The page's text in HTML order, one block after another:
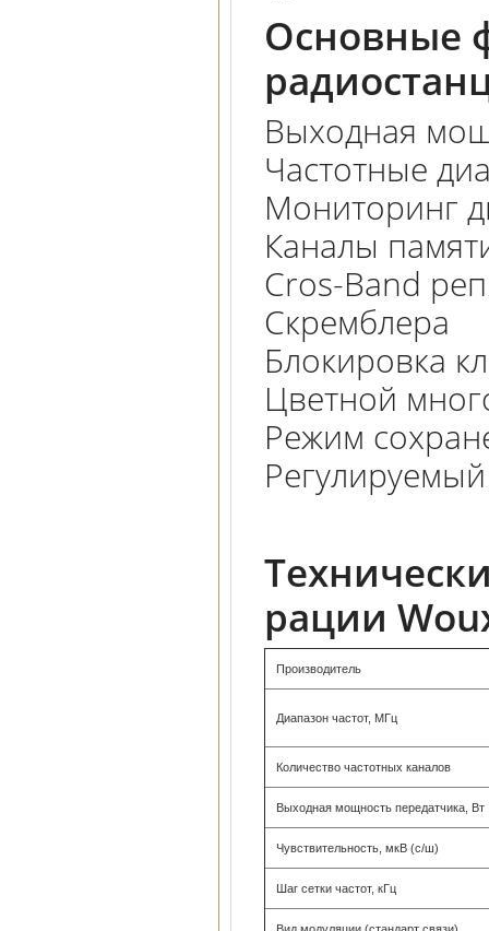
Основные
Выходная
Частотные
Мониторинг
Каналы
Cros-Band
Скремблера
Блокировка
Цветной
Режим
рации
Производитель
Диапазон частот, МГц
Количество частотных каналов
Выходная мощность передатчика, Вт
Чувствительность, мкВ (с/ш)
Шаг сетки частот, кГц